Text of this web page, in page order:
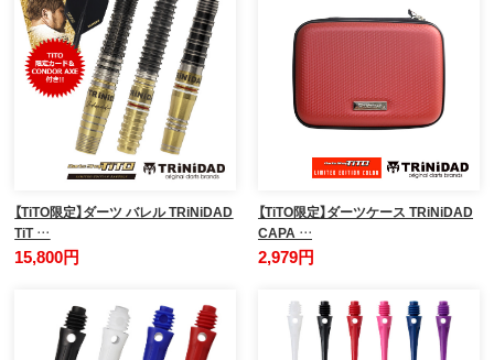
【TiTO限定】ダーツ バレル TRiNiDAD
TiT …
15,800円
【TiTO限定】ダーツケース TRiNiDAD
CAPA …
2,979円